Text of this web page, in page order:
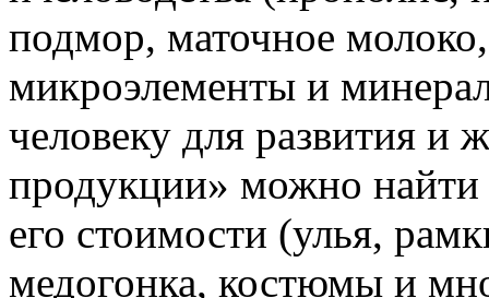
подмор, маточное
микроэлементы и
человеку для развития и
продукции» можно найти
его стоимости (улья,
медогонка, костюмы и